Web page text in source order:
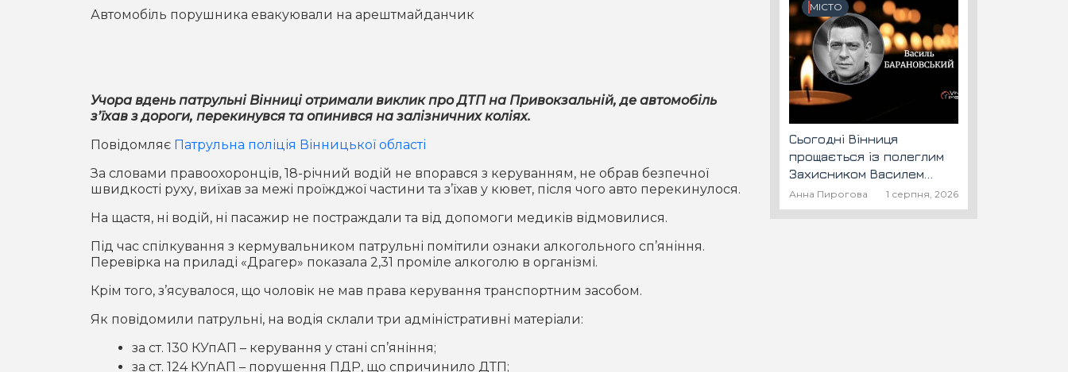
Автомобіль порушника евакуювали на арештмайданчик
Учора вдень патрульні Вінниці отримали виклик про ДТП на Привокзальній, де автомобіль
з’їхав з дороги, перекинувся та опинився на залізничних коліях.
Повідомляє Патрульна поліція Вінницької області
За словами правоохоронців, 18-річний водій не впорався з керуванням, не обрав безпечної
швидкості руху, виїхав за межі проїжджої частини та з’їхав у кювет, після чого авто перекинулося.
На щастя, ні водій, ні пасажир не постраждали та від допомоги медиків відмовилися.
Під час спілкування з кермувальником патрульні помітили ознаки алкогольного сп’яніння.
Перевірка на приладі «Драгер» показала 2,31 проміле алкоголю в організмі.
Крім того, з’ясувалося, що чоловік не мав права керування транспортним засобом.
Як повідомили патрульні, на водія склали три адміністративні матеріали:
за ст. 130 КУпАП – керування у стані сп’яніння;
за ст. 124 КУпАП – порушення ПДР, що спричинило ДТП;
МІСТО
Сьогодні Вінниця
прощається із полеглим
Захисником Василем
Барановським "Шторм"
Анна Пирогова 1 серпня, 2026